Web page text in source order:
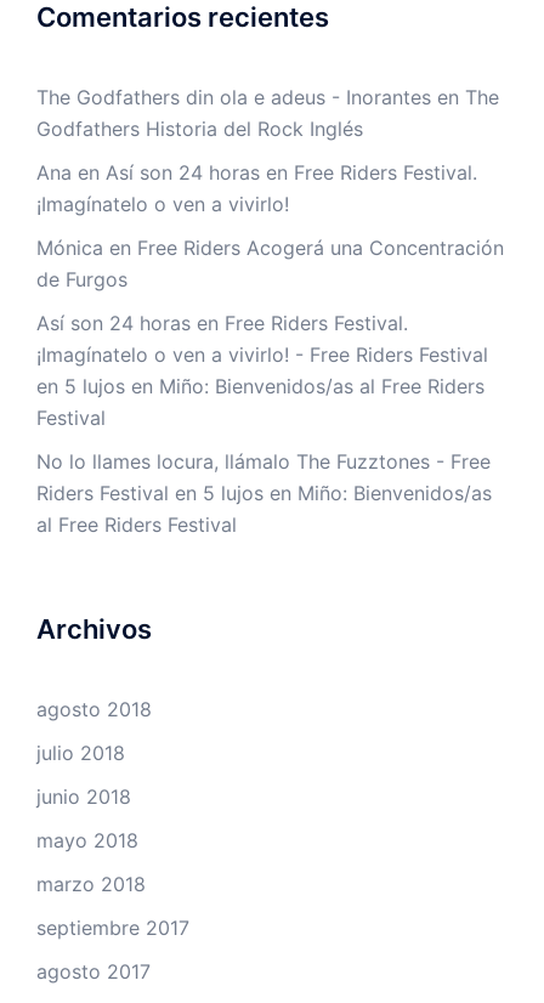
Comentarios recientes
The Godfathers din ola e adeus - Inorantes en The
Godfathers Historia del Rock Inglés
Ana en Así son 24 horas en Free Riders Festival.
¡Imagínatelo o ven a vivirlo!
Mónica en Free Riders Acogerá una Concentración
de Furgos
Así son 24 horas en Free Riders Festival.
¡Imagínatelo o ven a vivirlo! - Free Riders Festival
en 5 lujos en Miño: Bienvenidos/as al Free Riders
Festival
No lo llames locura, llámalo The Fuzztones - Free
Riders Festival en 5 lujos en Miño: Bienvenidos/as
al Free Riders Festival
Archivos
agosto 2018
julio 2018
junio 2018
mayo 2018
marzo 2018
septiembre 2017
agosto 2017